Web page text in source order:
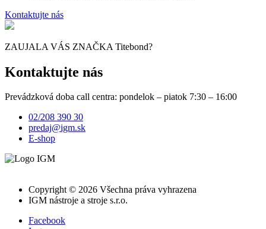
Kontaktujte nás
ZAUJALA VÁS ZNAČKA Titebond?
Kontaktujte nás
Prevádzková doba call centra: pondelok – piatok 7:30 – 16:00
02/208 390 30
predaj@igm.sk
E-shop
Copyright © 2026 Všechna práva vyhrazena
IGM nástroje a stroje s.r.o.
Facebook